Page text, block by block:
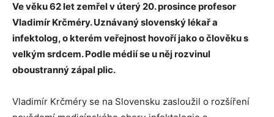
Ve věku 62 let zemřel v úterý 20. prosince profesor
Vladimír Krčméry. Uznávaný slovenský lékař a
infektolog, o kterém veřejnost hovoří jako o člověku s
velkým srdcem. Podle médií se u něj rozvinul
oboustranný zápal plic.
Vladimír Krčméry se na Slovensku zasloužil o rozšíření